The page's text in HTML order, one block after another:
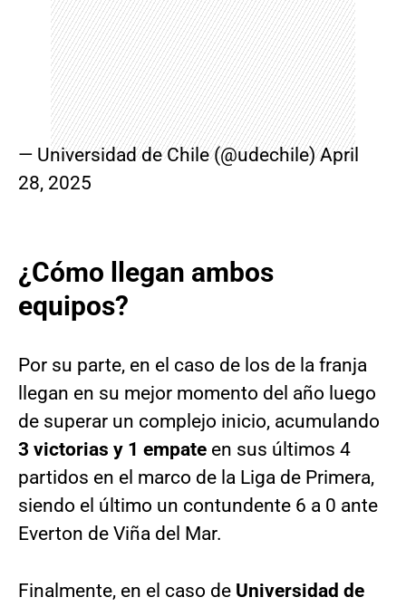
— Universidad de Chile (@udechile)April
28, 2025
¿Cómo llegan ambos
equipos?
Por su parte, en el caso de los de la franja
llegan en su mejor momento del año luego
de superar un complejo inicio, acumulando
3 victorias y 1 empate en sus últimos 4
partidos en el marco de la Liga de Primera,
siendo el último un contundente 6 a 0 ante
Everton de Viña del Mar.
Finalmente, en el caso de Universidad de